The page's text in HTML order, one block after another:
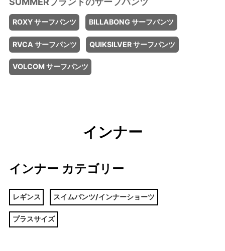
ROXY サーフパンツ BILLABONG サーフパンツ
RVCA サーフパンツ QUIKSILVER サーフパンツ
VOLCOM サーフパンツ
インナー
インナー カテゴリー
レギンス スイムパンツ/インナーショーツ
プラスサイズ